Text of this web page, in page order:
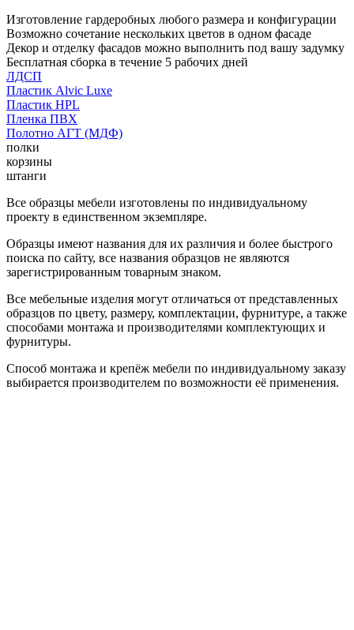
Изготовление гардеробных любого размера и конфигурации
Возможно сочетание нескольких цветов в одном фасаде
Декор и отделку фасадов можно выполнить под вашу задумку
Бесплатная сборка в течение 5 рабочих дней
ЛДСП
Пластик Alvic Luxe
Пластик HPL
Пленка ПВХ
Полотно АГТ (МДФ)
полки
корзины
штанги
Все образцы мебели изготовлены по индивидуальному
проекту в единственном экземпляре.
Образцы имеют названия для их различия и более быстрого
поиска по сайту, все названия образцов не являются
зарегистрированным товарным знаком.
Все мебельные изделия могут отличаться от представленных
образцов по цвету, размеру, комплектации, фурнитуре, а также
способами монтажа и производителями комплектующих и
фурнитуры.
Способ монтажа и крепёж мебели по индивидуальному заказу
выбирается производителем по возможности её применения.